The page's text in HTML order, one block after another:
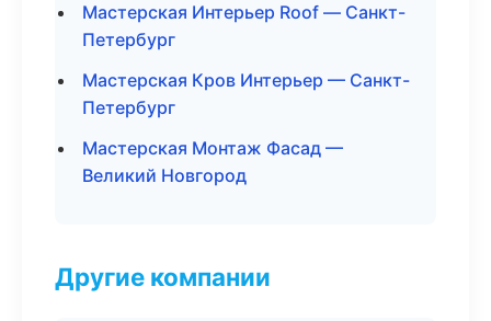
Мастерская Интерьер Roof — Санкт-
Петербург
Мастерская Кров Интерьер — Санкт-
Петербург
Мастерская Монтаж Фасад —
Великий Новгород
Другие компании